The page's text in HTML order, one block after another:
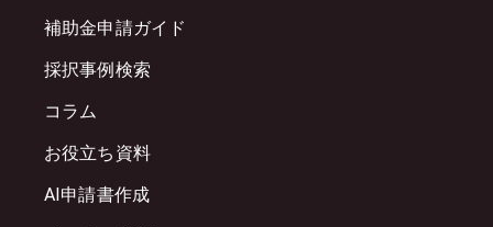
補助金申請ガイド
採択事例検索
コラム
お役立ち資料
AI申請書作成